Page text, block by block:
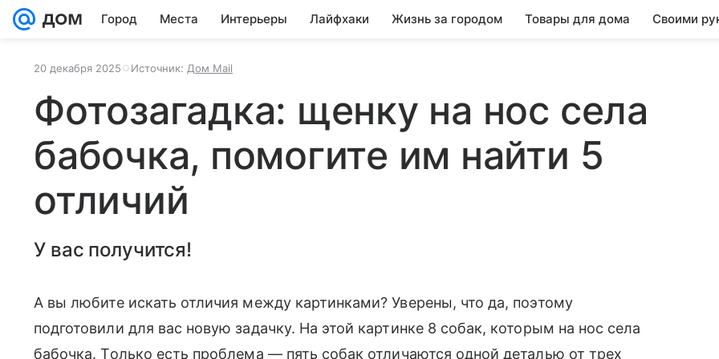
Город Места Интерьеры Лайфхаки Жизнь за городом Товары для дома Своими
20 декабря 2025 Источник: Дом Mail
Фотозагадка: ​​щенку на нос села
бабочка, помогите им найти 5
отличий
У вас получится!
А вы любите искать отличия между картинками? Уверены, что да, поэтому
подготовили для вас новую задачку. На этой картинке 8 собак, которым на нос села
бабочка. Только есть проблема — пять собак отличаются одной деталью от трех